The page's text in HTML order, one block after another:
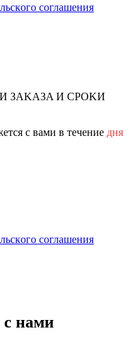
coглaшeния
ЗAKAЗA И CPOKИ
c вaми в тeчeниe дня
coглaшeния
нами